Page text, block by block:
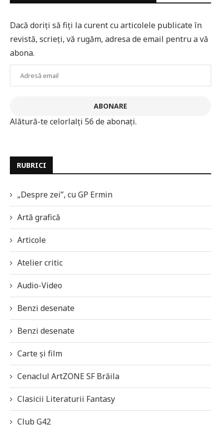
Dacă doriți să fiți la curent cu articolele publicate în
revistă, scrieți, vă rugăm, adresa de email pentru a vă
abona.
Adresă
ABONARE
Alătură-te celorlalți 56 de abonați.
RUBRICI
„Despre zei”, cu GP Ermin
Artă grafică
Articole
Atelier critic
Audio-Video
Benzi desenate
Benzi desenate
Carte și film
Cenaclul ArtZONE SF Brăila
Clasicii Literaturii Fantasy
Club G42